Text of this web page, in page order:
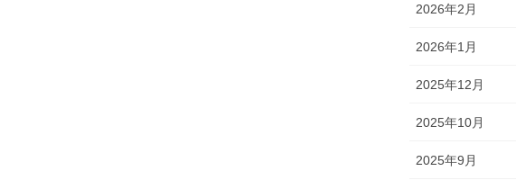
2026年2月
2026年1月
2025年12月
2025年10月
2025年9月